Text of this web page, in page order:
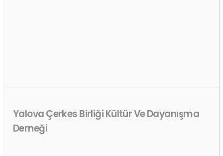
Yalova Çerkes Birliği Kültür Ve Dayanışma
Derneği